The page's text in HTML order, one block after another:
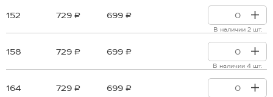
152 729 ₽ 699 ₽
В наличии 2 шт.
158 729 ₽ 699 ₽
В наличии 4 шт.
164 729 ₽ 699 ₽